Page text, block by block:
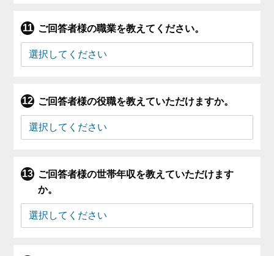
ご回答者様の職業を教えてください。
ご回答者様の役職を教えていただけますか。
ご回答者様の世帯年収を教えていただけます
か。